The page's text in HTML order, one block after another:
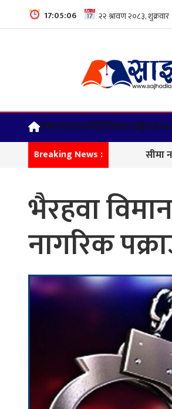
17:05:07
समाचारराजनीतिविचारराष्ट्रिय
Breaking News :सीमा नाकामा
भैरहवा
नागरिक